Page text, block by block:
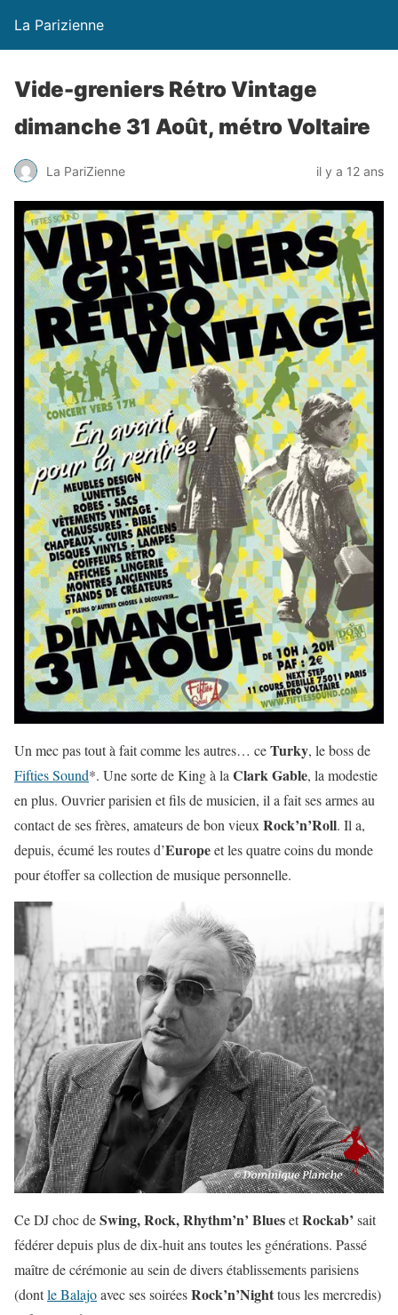
La Parizienne
Vide-greniers Rétro Vintage
dimanche 31 Août, métro Voltaire
La PariZienne il y a 12 ans
Un mec pas tout à fait comme les autres… ceTurky, le boss de
Fifties Sound*. Une sorte de King à laClark Gable, la modestie
en plus. Ouvrier parisien et fils de musicien, il a fait ses armes au
contact de ses frères, amateurs de bon vieuxRock’n’Roll. Il a,
depuis, écumé les routes d’Europeet les quatre coins du monde
pour étoffer sa collection de musique personnelle.
Ce DJ choc deSwing, Rock, Rhythm’n’ BluesetRockab’ sait
fédérer depuis plus de dix-huit ans toutes les générations. Passé
maître de cérémonie au sein de divers établissements parisiens
(dontle Balajoavec ses soiréesRock’n’Nighttous les mercredis)